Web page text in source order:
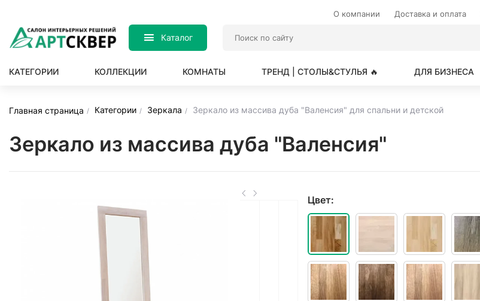
О компании Доставка и оплата
Каталог
КАТЕГОРИИ КОЛЛЕКЦИИ КОМНАТЫ ТРЕНД | СТОЛЫ&СТУЛЬЯ 🔥 ДЛЯ БИЗНЕСА
Главная страница Категории Зеркала Зеркало из массива дуба "Валенсия" для спальни и детской
Зеркало из массива дуба "Валенсия"
Цвет: